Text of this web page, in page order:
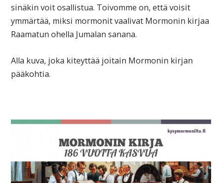
sinäkin voit osallistua. Toivomme on, että voisit
ymmärtää, miksi mormonit vaalivat Mormonin kirjaa
Raamatun ohella Jumalan sanana.
Alla kuva, joka kiteyttää joitain Mormonin kirjan
pääkohtia.